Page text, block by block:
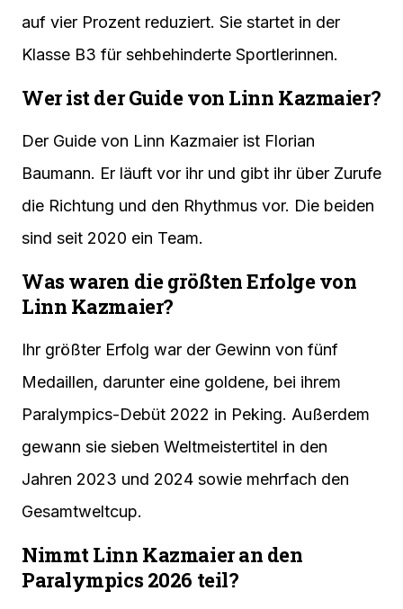
auf vier Prozent reduziert. Sie startet in der
Klasse B3 für sehbehinderte Sportlerinnen.
Wer ist der Guide von Linn Kazmaier?
Der Guide von Linn Kazmaier ist Florian
Baumann. Er läuft vor ihr und gibt ihr über Zurufe
die Richtung und den Rhythmus vor. Die beiden
sind seit 2020 ein Team.
Was waren die größten Erfolge von
Linn Kazmaier?
Ihr größter Erfolg war der Gewinn von fünf
Medaillen, darunter eine goldene, bei ihrem
Paralympics-Debüt 2022 in Peking. Außerdem
gewann sie sieben Weltmeistertitel in den
Jahren 2023 und 2024 sowie mehrfach den
Gesamtweltcup.
Nimmt Linn Kazmaier an den
Paralympics 2026 teil?